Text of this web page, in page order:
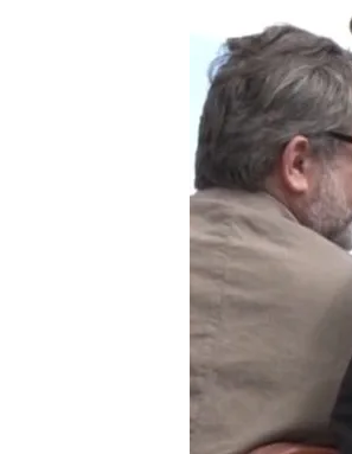
07 MAY 2025
Los
Entre
La
Compartir